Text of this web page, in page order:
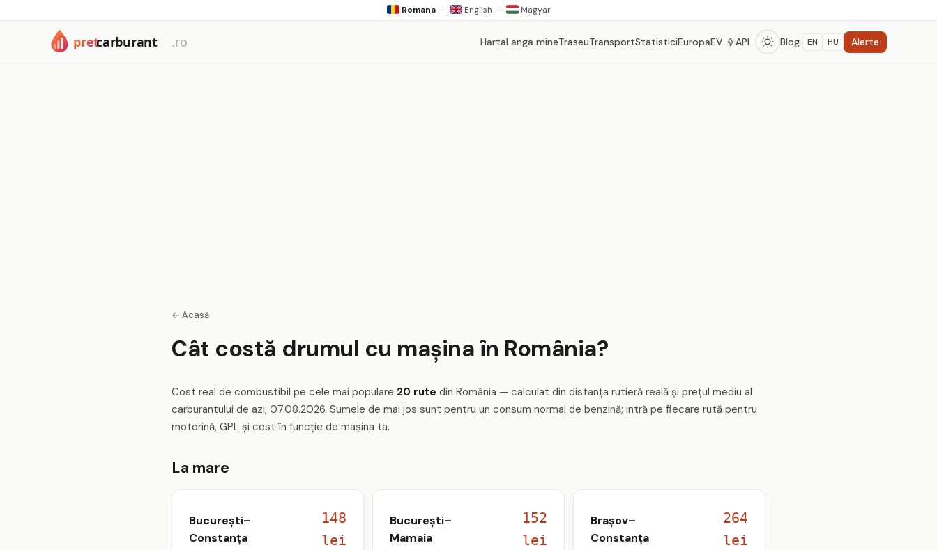
Romana · English · Magyar
HartaLanga mineTraseuTransportStatisticiEuropaEV API Blog EN HU Alerte
← Acasă
Cât costă drumul cu mașina în România?
Cost real de combustibil pe cele mai populare 20 rute din România — calculat din distanța rutieră reală și prețul mediu al
carburantului de azi, 07.08.2026. Sumele de mai jos sunt pentru un consum normal de benzină; intră pe fiecare rută pentru
motorină, GPL și cost în funcție de mașina ta.
La mare
București–
Constanța
148
lei
București–
Mamaia
152
lei
Brașov–
Constanța
264
lei